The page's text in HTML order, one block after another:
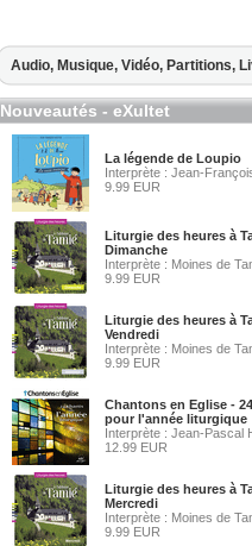
Audio, Musique, Vidéo, Partitions,
Nouveautés - eXultet
La légende de Loupio
Interprète : Jean-
9.99 EUR
Liturgie des heures à
Dimanche
Interprète : Moines de
9.99 EUR
Liturgie des heures à
Vendredi
Interprète : Moines de
9.99 EUR
Chantons en Eglise -
pour l'année liturgique
Interprète : Jean-Pascal
12.99 EUR
Liturgie des heures à
Mercredi
Interprète : Moines de
9.99 EUR